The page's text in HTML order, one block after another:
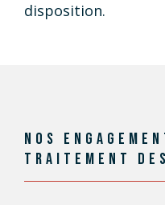
disposition.
NOS
TRAITEMENT